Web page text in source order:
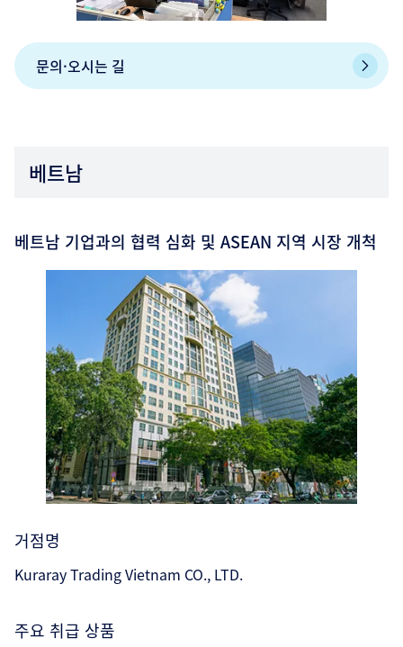
문의·오시는 길
베트남
베트남 기업과의 협력 심화 및 ASEAN 지역 시장 개척
거점명
Kuraray Trading Vietnam CO., LTD.
주요 취급 상품